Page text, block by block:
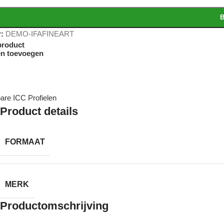
DEMO-IFAFINEART
toevoegen
ICC Profielen
Product details
FORMAAT
MERK
Productomschrijving